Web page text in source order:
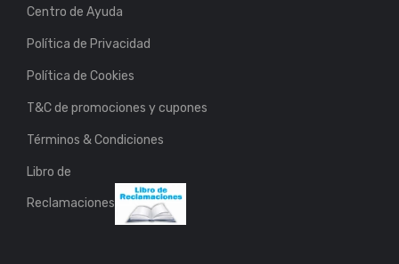
Centro de Ayuda
Política de Privacidad
Política de Cookies
T&C de promociones y cupones
Términos & Condiciones
Libro de
Reclamaciones